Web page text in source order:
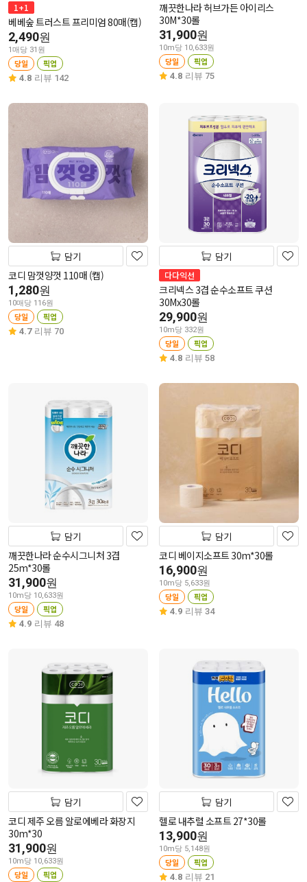
1+1
베베숲 트러스트 프리미엄 80매(캡)
2,490원
1매당 31원
당일 픽업
4.8 리뷰 142
깨끗한나라 허브가든 아이리스
30M*30롤
31,900원
10m당 10,633원
당일 픽업
4.8 리뷰 75
담기
코디 맘껏양껏 110매 (캡)
1,280원
10매당 116원
당일 픽업
4.7 리뷰 70
담기
다다익선
크리넥스 3겹 순수소프트 쿠션
30Mx30롤
29,900원
10m당 332원
당일 픽업
4.8 리뷰 58
담기
깨끗한나라 순수시그니처 3겹
25m*30롤
31,900원
10m당 10,633원
당일 픽업
4.9 리뷰 48
담기
코디 베이지소프트 30m*30롤
16,900원
10m당 5,633원
당일 픽업
4.9 리뷰 34
담기
코디 제주 오름 알로에베라 화장지
30m*30
31,900원
10m당 10,633원
당일 픽업
담기
헬로 내추럴 소프트 27*30롤
13,900원
10m당 5,148원
당일 픽업
4.8 리뷰 21